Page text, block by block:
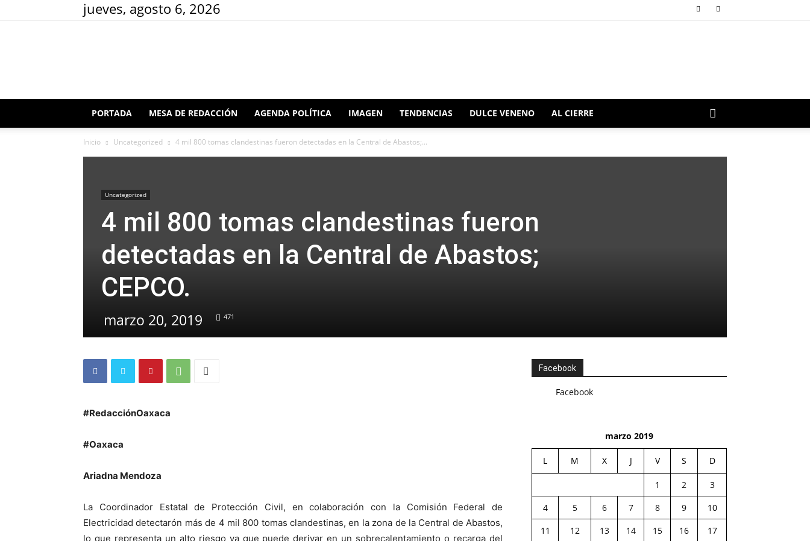
jueves, agosto 6, 2026
Redacción
PORTADA MESA DE REDACCIÓN AGENDA POLÍTICA IMAGEN TENDENCIAS DULCE VENENO AL CIERRE
Inicio Uncategorized 4 mil 800 tomas clandestinas fueron detectadas en la Central de Abastos;...
Uncategorized
4 mil 800 tomas clandestinas fueron
detectadas en la Central de Abastos;
CEPCO.
marzo 20, 2019 471
#RedacciónOaxaca
#Oaxaca
Ariadna Mendoza
La Coordinador Estatal de Protección Civil, en colaboración con la Comisión Federal de
Electricidad detectarón más de 4 mil 800 tomas clandestinas, en la zona de la Central de Abastos,
lo que representa un alto riesgo ya que puede derivar en un sobrecalentamiento o recarga del
Facebook
Facebook
marzo 2019
L M X J V S D
1 2
3
4
5 6 7 8 9
10
11
12 13 14 15 16
17